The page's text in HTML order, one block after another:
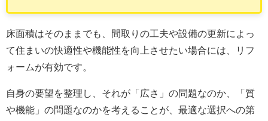
床面積はそのままでも、間取りの工夫や設備の更新によっ
て住まいの快適性や機能性を向上させたい場合には、リフ
ォームが有効です。
自身の要望を整理し、それが「広さ」の問題なのか、「質
や機能」の問題なのかを考えることが、最適な選択への第